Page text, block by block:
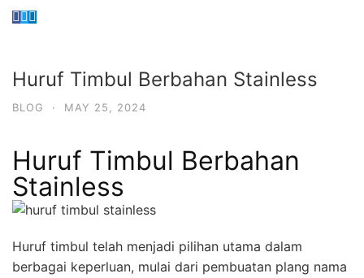
Huruf Timbul Berbahan Stainless
BLOG · MAY 25, 2024
Huruf Timbul Berbahan
Stainless
Huruf timbul telah menjadi pilihan utama dalam
berbagai keperluan, mulai dari pembuatan plang nama